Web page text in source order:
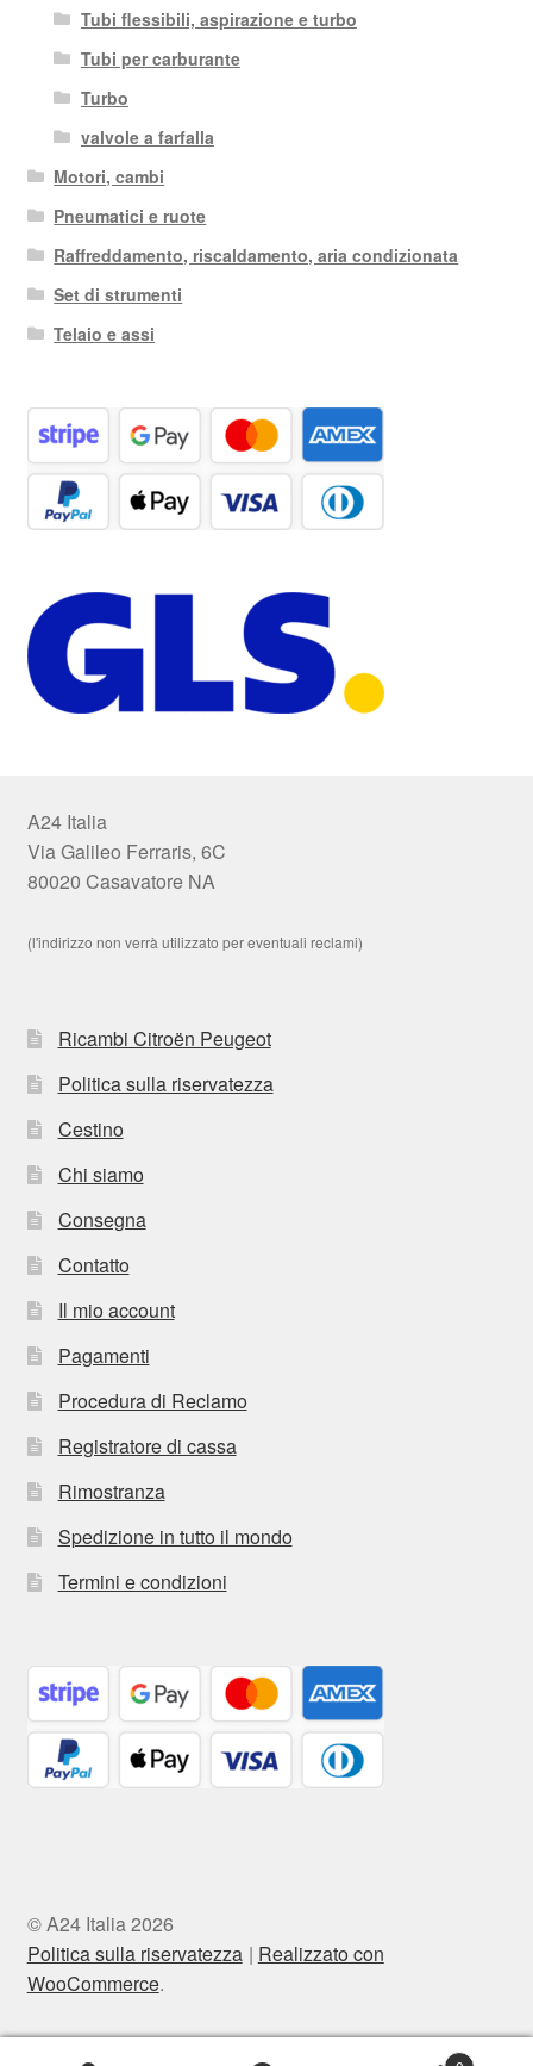
Tubi flessibili, aspirazione e turbo
Tubi per carburante
Turbo
valvole a farfalla
Motori, cambi
Pneumatici e ruote
Raffreddamento, riscaldamento, aria condizionata
Set di strumenti
Telaio e assi
A24 Italia
Via Galileo Ferraris, 6C
80020 Casavatore NA
(l'indirizzo non verrà utilizzato per eventuali reclami)
Ricambi Citroën Peugeot
Politica sulla riservatezza
Cestino
Chi siamo
Consegna
Contatto
Il mio account
Pagamenti
Procedura di Reclamo
Registratore di cassa
Rimostranza
Spedizione in tutto il mondo
Termini e condizioni
© A24 Italia 2026
Politica sulla riservatezza
Realizzato con
WooCommerce.